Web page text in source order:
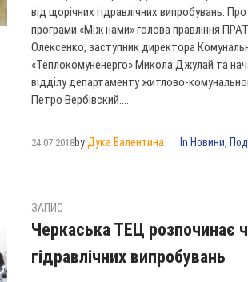
від щорічних гідравлічних випробувань.
програми «Між нами» голова правління
Олексенко, заступник директора
«Теплокомуненерго» Микола Джулай та
відділу департаменту житлово-
Петро Вербівский....
24.07.2018by Дука Валентина In Новини,
ЗАПИС
Черкаська ТЕЦ розпочинає
гідравлічних випробувань